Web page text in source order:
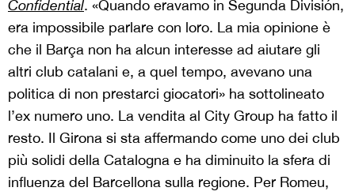
Confidential. «Quando eravamo in Segunda División,
era impossibile parlare con loro. La mia opinione è
che il Barça non ha alcun interesse ad aiutare gli
altri club catalani e, a quel tempo, avevano una
politica di non prestarci giocatori» ha sottolineato
l’ex numero uno. La vendita al City Group ha fatto il
resto. Il Girona si sta affermando come uno dei club
più solidi della Catalogna e ha diminuito la sfera di
influenza del Barcellona sulla regione. Per Romeu,